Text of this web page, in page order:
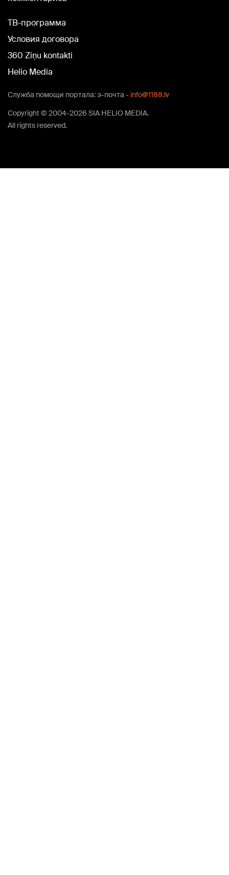
TВ-программа
Условия договора
360 Ziņu kontakti
Helio Media
Служба помощи портала: э-почта - info@1188.lv
Copyright © 2004-2026 SIA HELIO MEDIA.
All rights reserved.